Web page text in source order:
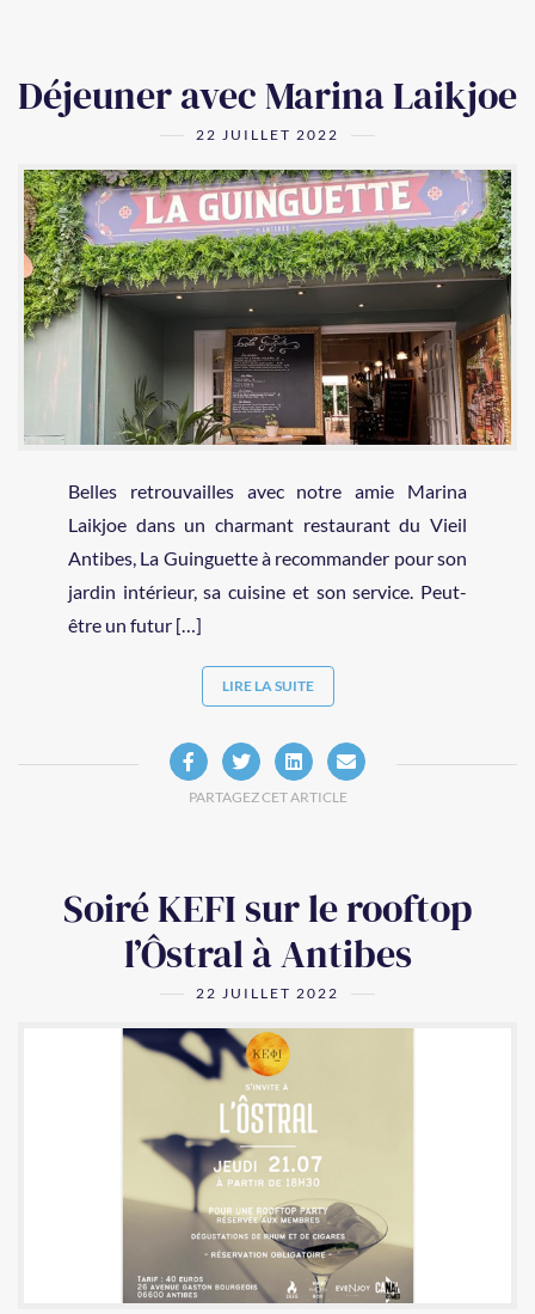
Déjeuner avec Marina Laikjoe
22 JUILLET 2022
Belles retrouvailles avec notre amie Marina
Laikjoe dans un charmant restaurant du Vieil
Antibes, La Guinguette à recommander pour son
jardin intérieur, sa cuisine et son service. Peut-
être un futur […]
LIRE LA SUITE
PARTAGEZ CET ARTICLE
Soiré KEFI sur le rooftop
l’Ôstral à Antibes
22 JUILLET 2022